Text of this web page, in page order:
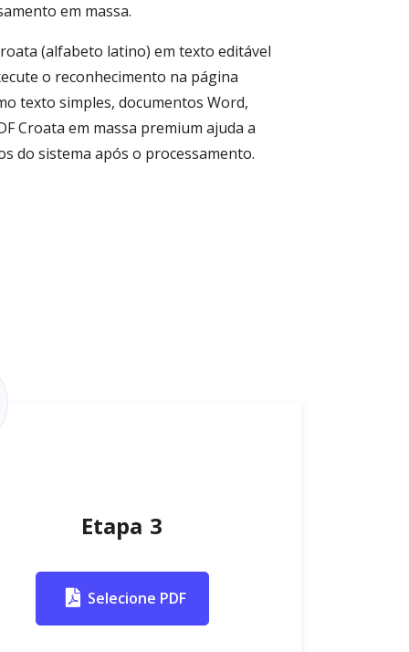
em massa.
(alfabeto latino) em texto editável
o reconhecimento na página
texto simples, documentos Word,
Croata em massa premium ajuda a
do sistema após o processamento.
Etapa 3
Selecione PDF